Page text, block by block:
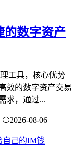
的数字资产
工具，核心优势
效的数字资产交易
求，通过...
2026-08-06